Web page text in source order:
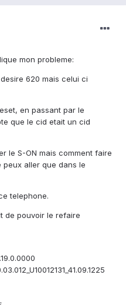
mon probleme:
620 mais celui ci
en passant par le
que le cid etait un cid
le S-ON mais comment faire
aller que dans le
telephone.
de pouvoir le refaire